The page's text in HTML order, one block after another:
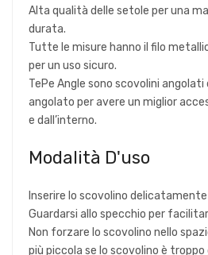
Alta qualità delle setole per una
durata.
Tutte le misure hanno il filo
per un uso sicuro.
TePe Angle sono scovolini
angolato per avere un miglior
e dall’interno.
Modalità D'uso
Inserire lo scovolino
Guardarsi allo specchio per
Non forzare lo scovolino nello
più piccola se lo scovolino è troppo